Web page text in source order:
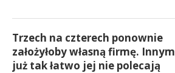
Trzech na czterech ponownie
założyłoby własną firmę. Innym
już tak łatwo jej nie polecają